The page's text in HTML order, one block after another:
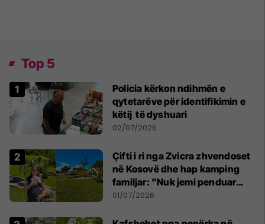
Top 5
Policia kërkon ndihmën e
qytetarëve për identifikimin e
këtij të dyshuari
02/07/2026
Çifti i ri nga Zvicra zhvendoset
në Kosovë dhe hap kamping
familjar: "Nuk jemi penduar
asnjë ditë"
01/07/2026